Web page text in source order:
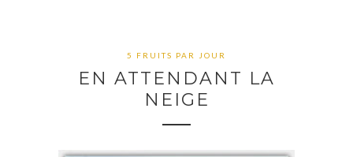
5 FRUITS PAR JOUR
EN ATTENDANT LA
NEIGE